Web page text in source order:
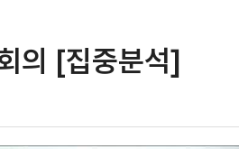
의 [집중분석]